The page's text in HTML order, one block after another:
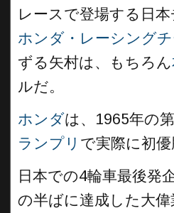
レースで登場する日本
ホンダ・レーシング
ずる矢村は、もちろん
ルだ。
ホンダは、1965年の
ランプリ で実際に初優
日本での4輪車最後発
の半ばに達成した大